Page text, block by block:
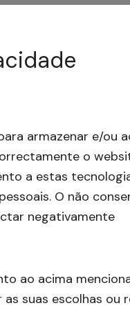
investidores,
house development
armazenar e/ou
o
a estas
O não
negativamente
ao acima
as suas escolhas ou